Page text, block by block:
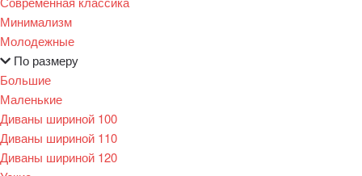
Минимализм
Молодежные
По размеру
Большие
Маленькие
Диваны шириной 100
Диваны шириной 110
Диваны шириной 120